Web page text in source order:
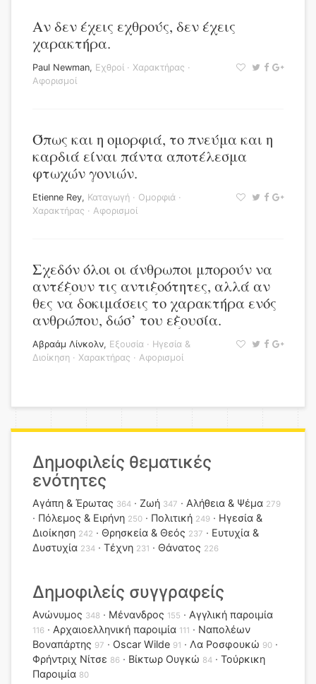
Αν δεν έχεις εχθρούς, δεν έχεις
χαρακτήρα.
Paul Newman, Εχθροί · Χαρακτήρας ·
Αφορισμοί
Όπως και η ομορφιά, το πνεύμα και η
καρδιά είναι πάντα αποτέλεσμα
φτωχών γονιών.
Etienne Rey, Καταγωγή · Ομορφιά ·
Χαρακτήρας · Αφορισμοί
Σχεδόν όλοι οι άνθρωποι μπορούν να
αντέξουν τις αντιξοότητες, αλλά αν
θες να δοκιμάσεις το χαρακτήρα ενός
ανθρώπου, δώσ’ του εξουσία.
Αβραάμ Λίνκολν, Εξουσία · Ηγεσία &
Διοίκηση · Χαρακτήρας · Αφορισμοί
Δημοφιλείς θεματικές
ενότητες
Αγάπη & Έρωτας 364 Ζωή 347 Αλήθεια & Ψέμα 279
Πόλεμος & Ειρήνη 250 Πολιτική 249
Ηγεσία &
Διοίκηση 242 Θρησκεία & Θεός 237
Ευτυχία &
Δυστυχία 234 Τέχνη 231 Θάνατος 226
Δημοφιλείς συγγραφείς
Ανώνυμος 348 Μένανδρος 155 Αγγλική παροιμία
116 Αρχαιοελληνική παροιμία 111
Ναπολέων
Βοναπάρτης 97 Oscar Wilde 91 Λα Ροσφουκώ 90
Φρήντριχ Νίτσε 86 Βίκτωρ Ουγκώ 84
Τούρκικη
Παροιμία 80